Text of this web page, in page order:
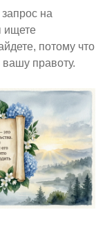
на
ищете
потому что
правоту.